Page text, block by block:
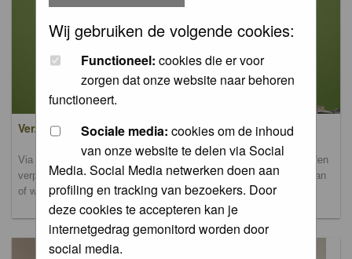
Wij gebruiken de volgende cookies:
Functioneel: cookies die er voor
zorgen dat onze website naar behoren
functioneert.
Sociale media: cookies om de inhoud
van onze website te delen via Social
Media. Social Media netwerken doen aan
profiling en tracking van bezoekers. Door
deze cookies te accepteren kan je
internetgedrag gemonitord worden door
social media.
Verzamel- en uploadalbum
Via dit album kun je foto's uploaden. Onderscheidende foto's worden
verplaatst naar de database-albums. Andere foto's blijven hier staan
of worden verplaatst naar het verbeteralbum.